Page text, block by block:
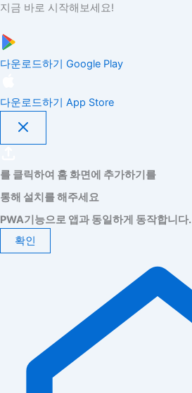
지금 바로 시작해보세요!
다운로드하기 Google Play
다운로드하기 App Store
를 클릭하여 홈 화면에 추가하기를
통해 설치를 해주세요
PWA기능으로 앱과 동일하게 동작합니다.
확인